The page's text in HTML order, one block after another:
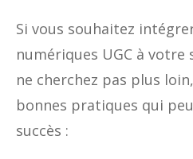
Si vous souhaitez
numériques UGC à
ne cherchez pas plus
bonnes pratiques qui
succès :